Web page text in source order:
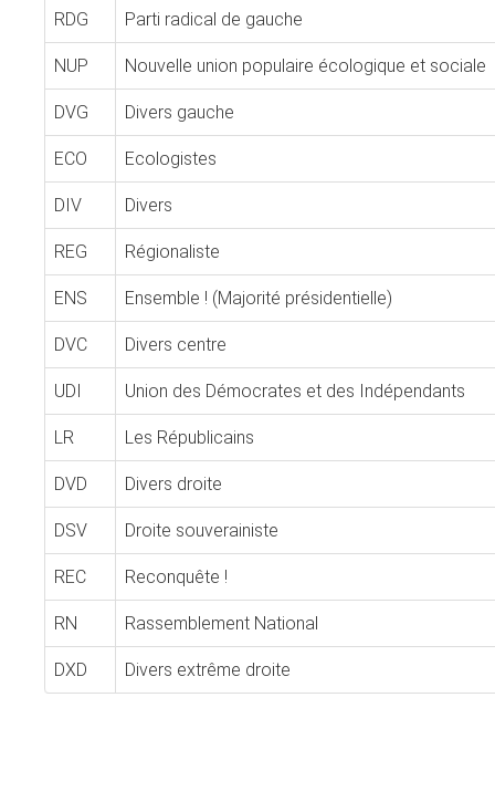
RDG Parti radical de gauche
NUP Nouvelle union populaire écologique et sociale
DVG Divers gauche
ECO Ecologistes
DIV Divers
REG Régionaliste
ENS Ensemble ! (Majorité présidentielle)
DVC Divers centre
UDI Union des Démocrates et des Indépendants
LR Les Républicains
DVD Divers droite
DSV Droite souverainiste
REC Reconquête !
RN Rassemblement National
DXD Divers extrême droite